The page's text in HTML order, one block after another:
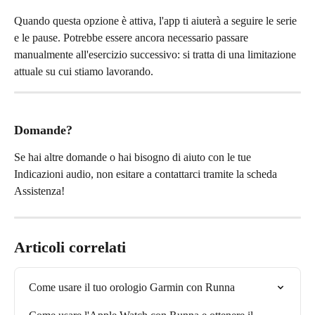
Quando questa opzione è attiva, l'app ti aiuterà a seguire le serie
e le pause. Potrebbe essere ancora necessario passare
manualmente all'esercizio successivo: si tratta di una limitazione
attuale su cui stiamo lavorando.
Domande?
Se hai altre domande o hai bisogno di aiuto con le tue
Indicazioni audio, non esitare a contattarci tramite la scheda
Assistenza!
Articoli correlati
Come usare il tuo orologio Garmin con Runna